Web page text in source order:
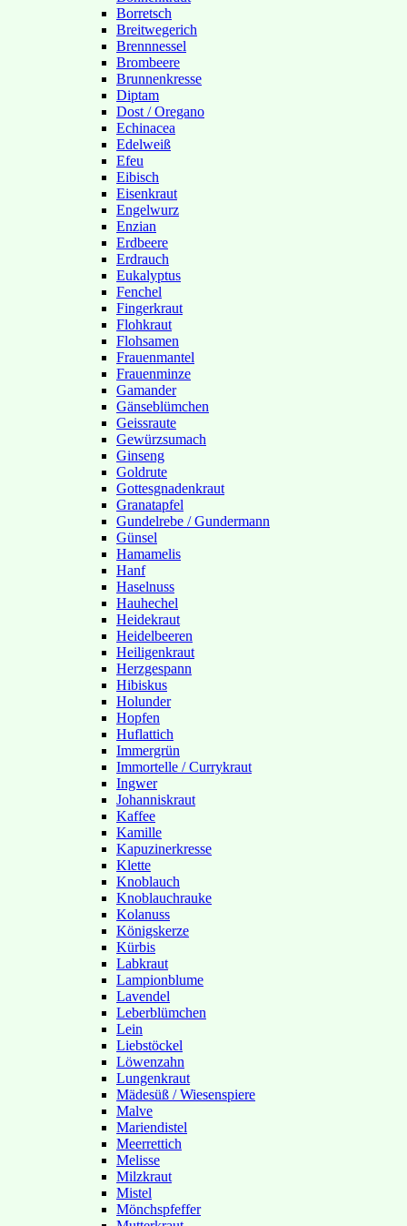
Borretsch
Breitwegerich
Brennnessel
Brombeere
Brunnenkresse
Diptam
Dost / Oregano
Echinacea
Edelweiß
Efeu
Eibisch
Eisenkraut
Engelwurz
Enzian
Erdbeere
Erdrauch
Eukalyptus
Fenchel
Fingerkraut
Flohkraut
Flohsamen
Frauenmantel
Frauenminze
Gamander
Gänseblümchen
Geissraute
Gewürzsumach
Ginseng
Goldrute
Gottesgnadenkraut
Granatapfel
Gundelrebe / Gundermann
Günsel
Hamamelis
Hanf
Haselnuss
Hauhechel
Heidekraut
Heidelbeeren
Heiligenkraut
Herzgespann
Hibiskus
Holunder
Hopfen
Huflattich
Immergrün
Immortelle / Currykraut
Ingwer
Johanniskraut
Kaffee
Kamille
Kapuzinerkresse
Klette
Knoblauch
Knoblauchrauke
Kolanuss
Königskerze
Kürbis
Labkraut
Lampionblume
Lavendel
Leberblümchen
Lein
Liebstöckel
Löwenzahn
Lungenkraut
Mädesüß / Wiesenspiere
Malve
Mariendistel
Meerrettich
Melisse
Milzkraut
Mistel
Mönchspfeffer